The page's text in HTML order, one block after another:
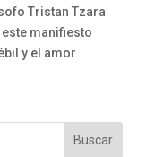
Tristan Tzara
manifiesto
y el amor
Buscar